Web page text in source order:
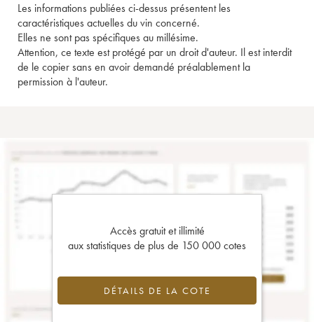
Les informations publiées ci-dessus présentent les
caractéristiques actuelles du vin concerné.
Elles ne sont pas spécifiques au millésime.
Attention, ce texte est protégé par un droit d'auteur. Il est interdit
de le copier sans en avoir demandé préalablement la
permission à l'auteur.
Accès gratuit et illimité
aux statistiques de plus de 150 000 cotes
DÉTAILS DE LA COTE